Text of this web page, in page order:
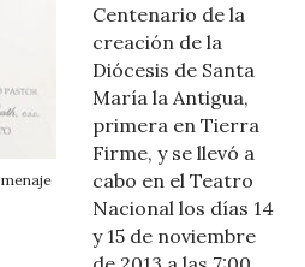
Centenario de la
creación de la
Diócesis de Santa
María la Antigua,
primera en Tierra
Firme, y se llevó a
cabo en el Teatro
Nacional los días 14
y 15 de noviembre